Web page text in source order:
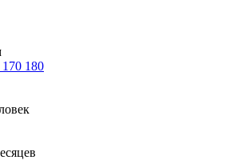
170 180